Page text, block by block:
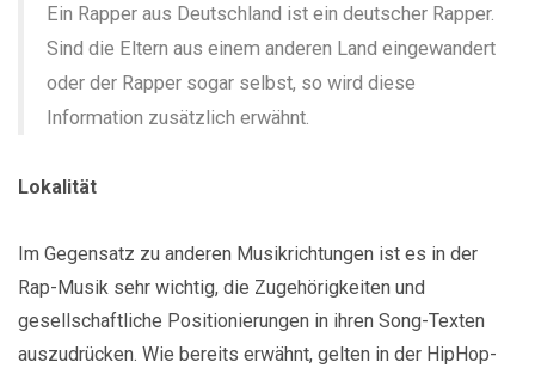
Ein Rapper aus Deutschland ist ein deutscher Rapper.
Sind die Eltern aus einem anderen Land eingewandert
oder der Rapper sogar selbst, so wird diese
Information zusätzlich erwähnt.
Lokalität
Im Gegensatz zu anderen Musikrichtungen ist es in der
Rap-Musik sehr wichtig, die Zugehörigkeiten und
gesellschaftliche Positionierungen in ihren Song-Texten
auszudrücken. Wie bereits erwähnt, gelten in der HipHop-